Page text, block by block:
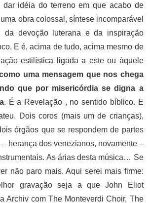
dar idéia do terreno em que acabo de
obra colossal, síntese incomparável
da devoção luterana e da inspiração
E é, acima de tudo, acima mesmo de
estilística ligada a este ou àquele
uma mensagem que nos chega
que por misericórdia se digna a
. É a Revelação , no sentido bíblico. E
Dois coros (mais um de crianças),
órgãos que se respondem de partes
herança dos venezianos, novamente –
As árias desta música… Se
não paro mais. Aqui serei mais firme:
gravação seja a que John Eliot
Archiv com The Monteverdi Choir, The